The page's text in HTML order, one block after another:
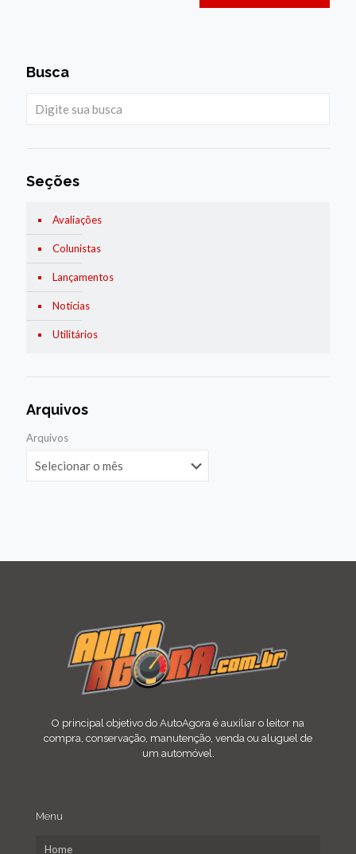
Busca
Seções
Avaliações
Colunistas
Lançamentos
Notícias
Utilitários
Arquivos
Arquivos
O principal objetivo do AutoAgora é auxiliar o leitor na
compra, conservação, manutenção, venda ou aluguel de
um automóvel.
Menu
Home